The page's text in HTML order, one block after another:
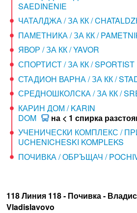
SAEDINENIE
ЧАТАЛДЖА / ЗА КК /
ПАМЕТНИКА / ЗА КК /
ЯВОР / ЗА КК / YAVOR
СПОРТИСТ / ЗА КК / SPORTIST
СТАДИОН ВАРНА / ЗА КК /
СРЕДНОШКОЛСКА / ЗА КК /
КАРИН ДОМ / KARIN
DOM
на < 1 спирка
УЧЕНИЧЕСКИ КОМПЛЕКС /
UCHENICHESKI KOMPLEKS
ПОЧИВКА / ОБРЪЩАЧ /
118 Линия 118 - Почивка -
Vladislavovo